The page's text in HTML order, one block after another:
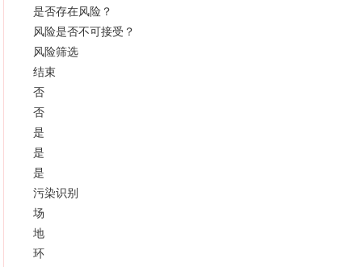
是否存在风险？
风险是否不可接受？
风险筛选
结束
否
否
是
是
是
污染识别
场
地
环